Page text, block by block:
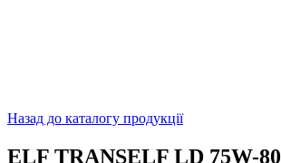
Назад до каталогу продукції
ELF TRANSELF LD 75W-80